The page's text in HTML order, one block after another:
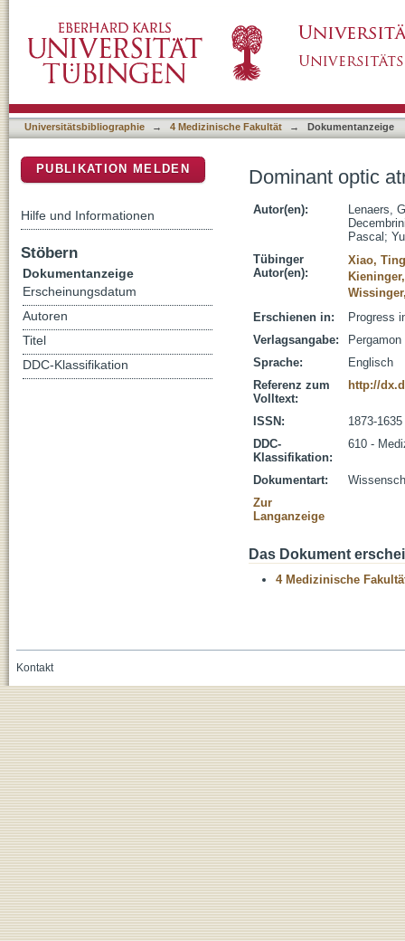
Universitätsbibliographie → 4 Medizinische Fakultät → Dokumentanzeige
Dominant optic
Autor(en):
Lenaers,
Pascal ;
Tübinger
Autor(en):
Xiao, Ting
Erschienen in:
Progress
Verlagsangabe:
Sprache:
Englisch
Referenz zum
Volltext:
http://
ISSN:
1873-1635
DDC-
Klassifikation:
610 -
Dokumentart:
Zur
Langanzeige
Das Dokument
4 Medizinische
PUBLIKATION MELDEN
Hilfe und Informationen
Stöbern
Dokumentanzeige
Erscheinungsdatum
Autoren
Titel
DDC-Klassifikation
Kontakt